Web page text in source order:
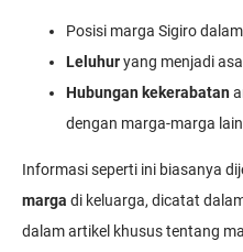
Posisi marga Sigiro dalam
Leluhuryang menjadi
Hubungan kekerabatan
dengan marga-marga
Informasi seperti ini biasanya
marga di keluarga, dicatat
dalam artikel khusus tentang